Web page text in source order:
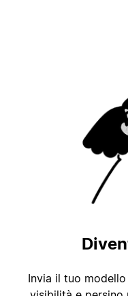
Invia il tuo